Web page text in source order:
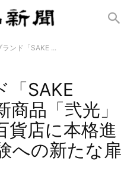
ランド「SAKE ...
「SAKE
商品「弐光」
貨店に本格進
への新たな扉